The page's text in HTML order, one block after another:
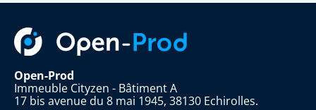
Open-Prod
Immeuble Cityzen - Bâtiment A
17 bis avenue du 8 mai 1945, 38130 Echirolles.